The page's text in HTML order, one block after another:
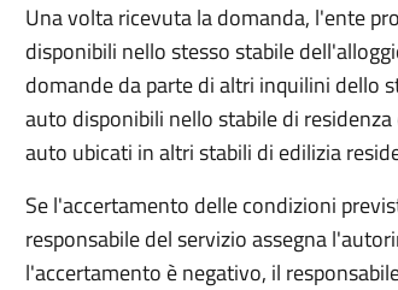
Una volta ricevuta la domanda, l'ente
disponibili nello stesso stabile
domande da parte di altri inquilini dello
auto disponibili nello stabile di
auto ubicati in altri stabili di edilizia
Se l'accertamento delle condizioni
responsabile del servizio assegna
l'accertamento è negativo, il